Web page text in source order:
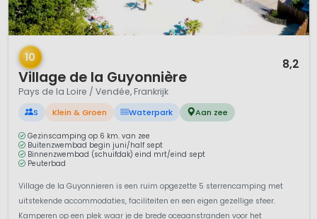
1 / 12
10
Village de la Guyonnière
8,2
Pays de la Loire / Vendée, Frankrijk
S Klein & Groen Waterpark Aan zee
Gezinscamping op 6 km. van zee
Buitenzwembad begin juni/half sept
Binnenzwembad (schuifdak) eind mrt/eind sept
Peuterbad
Village de la Guyonnieren is een ruim opgezette 5 sterrencamping met
uitstekende accommodaties, faciliteiten en een eigen gezellige sfeer.
Kamperen op een plek waar je de brede oceaanstranden voor het